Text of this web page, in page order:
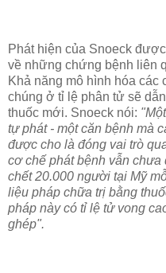
Phát hiện của Snoeck
về những chứng bệnh liên
Khả năng mô hình hóa
chúng ở tỉ lệ phân tử sẽ
thuốc mới. Snoeck nói:
tự phát - một căn bệnh mà
được cho là đóng vai trò
cơ chế phát bệnh vẫn
chết 20.000 người tại Mỹ
liệu pháp chữa trị bằng
pháp này có tỉ lệ tử vong
ghép".